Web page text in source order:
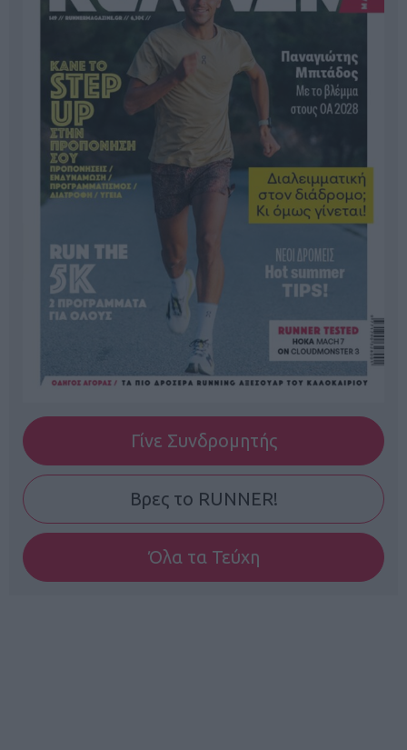
Γίνε Συνδρομητής
Βρες το RUNNER!
Όλα τα Τεύχη